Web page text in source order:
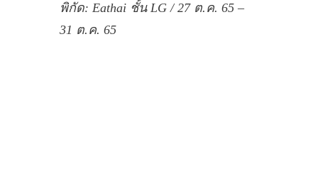
พิกัด: Eathai ชั้น LG / 27 ต.ค. 65 –
31 ต.ค. 65